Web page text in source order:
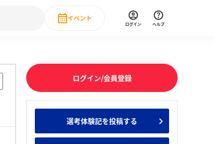
就職人気企業ランキング みんなのインターン人気企業ランキ
現場社員インタビュー
イベント
直近のイベント一覧
ログイン ヘルプ
ログイン/会員登録
選考体験記を投稿する